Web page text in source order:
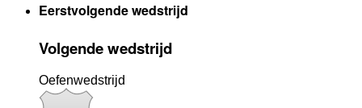
Eerstvolgende wedstrijd
Volgende wedstrijd
Oefenwedstrijd